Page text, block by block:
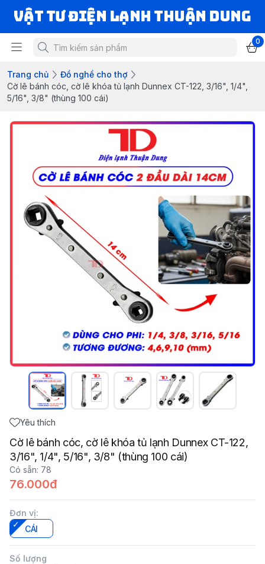
VẬT TƯ ĐIỆN LẠNH THUẬN DUNG
0
Trang chủ
Đồ nghề cho thợ
Cờ lê bánh cóc, cờ lê khóa tủ lạnh Dunnex CT-122, 3/16", 1/4",
5/16", 3/8" (thùng 100 cái)
Yêu thích
Cờ lê bánh cóc, cờ lê khóa tủ lạnh Dunnex CT-122,
3/16", 1/4", 5/16", 3/8" (thùng 100 cái)
Có sẵn: 78
76.000đ
Đơn vị:
CÁI
Số lượng